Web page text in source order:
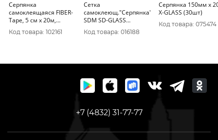
Серпянка
самоклеящаяся FIBER-
Tape, 5 см х 20м,
STAYER Professional
1246-05-20
Код товара: 102161
Сетка
самоклеющ."Серпянка"
SDM SD-GLASS
50ммх20м для
внутр.работ 0187
Код товара: 016188
Серпянка 150мм х
X-GLASS (30шт)
Код товара: 075474
+7 (4832) 31-77-77